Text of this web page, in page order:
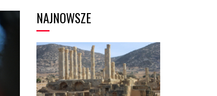
NAJNOWSZE